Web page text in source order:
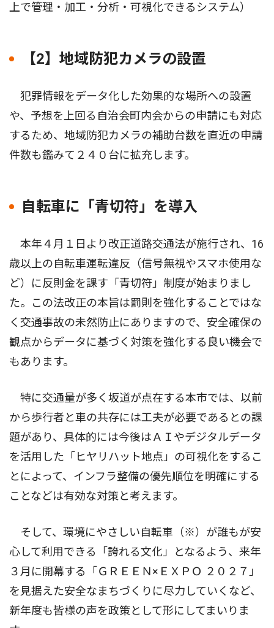
上で管理・加工・分析・可視化できるシステム）
【2】地域防犯カメラの設置
犯罪情報をデータ化した効果的な場所への設置
や、予想を上回る自治会町内会からの申請にも対応
するため、地域防犯カメラの補助台数を直近の申請
件数も鑑みて２４０台に拡充します。
自転車に「青切符」を導入
本年４月１日より改正道路交通法が施行され、16
歳以上の自転車運転違反（信号無視やスマホ使用な
ど）に反則金を課す「青切符」制度が始まりまし
た。この法改正の本旨は罰則を強化することではな
く交通事故の未然防止にありますので、安全確保の
観点からデータに基づく対策を強化する良い機会で
もあります。
特に交通量が多く坂道が点在する本市では、以前
から歩行者と車の共存には工夫が必要であるとの課
題があり、具体的には今後はＡＩやデジタルデータ
を活用した「ヒヤリハット地点」の可視化をするこ
とによって、インフラ整備の優先順位を明確にする
ことなどは有効な対策と考えます。
そして、環境にやさしい自転車（※）が誰もが安
心して利用できる「誇れる文化」となるよう、来年
３月に開幕する「ＧＲＥＥＮ×ＥＸＰＯ ２０２７」
を見据えた安全なまちづくりに尽力していくなど、
新年度も皆様の声を政策として形にしてまいりま